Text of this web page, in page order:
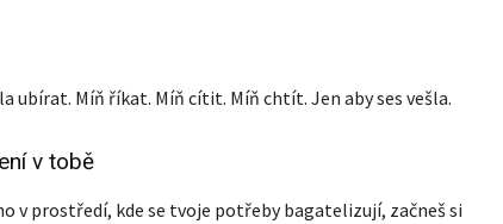
ubírat. Míň říkat. Míň cítit. Míň chtít. Jen aby ses vešla.
v tobě
v prostředí, kde se tvoje potřeby bagatelizují, začneš si